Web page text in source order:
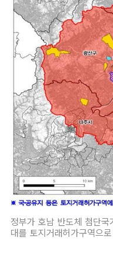
정부가 호남 반도체 첨단
대를 토지거래허가구역으